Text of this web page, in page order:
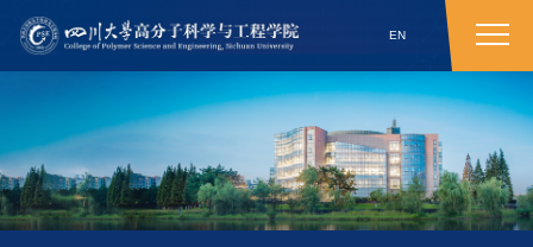
EN